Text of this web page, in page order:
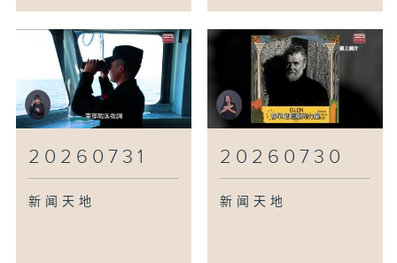
20260731
新闻天地
20260730
新闻天地